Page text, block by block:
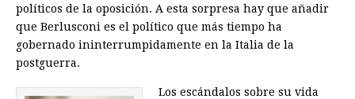
políticos de la oposición. A esta sorpresa hay que añadir
que Berlusconi es el político que más tiempo ha
gobernado ininterrumpidamente en la Italia de la
postguerra.
Los escándalos sobre su vida